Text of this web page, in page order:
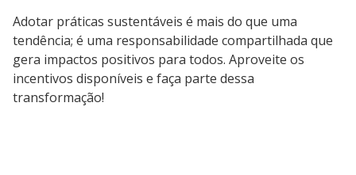
Adotar práticas sustentáveis é mais do que uma
tendência; é uma responsabilidade compartilhada que
gera impactos positivos para todos. Aproveite os
incentivos disponíveis e faça parte dessa
transformação!